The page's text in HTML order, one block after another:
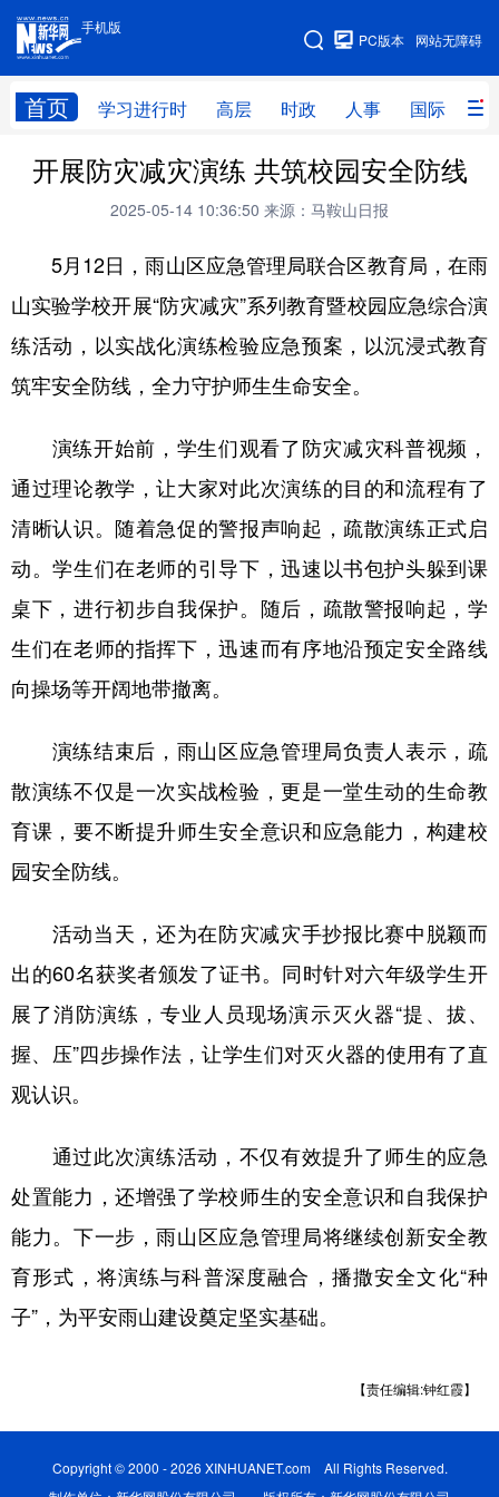
手机版
网站无障碍
PC版本
首页 学习进行时 高层 时政 人事 国际 财
手机版
网站地图
学习进行时 高层 时政 人事
财经 网评
台湾 思客智库 全球连线 教育
科技 科创 量子 体育
文化 书画 健康 军事
访谈 视频 图片
法律 中央文件 金融 汽车
食品 人居 信息化 数字经济
学术中国 乡村振兴 银龄 溯源中国
彩票 娱乐 时尚 悦读
公益 一带一路
地方频道
北京
山东 河南 湖北 湖南
广东 广西 海南 重庆
四川
陕西 甘肃 青海 宁夏
新疆 内蒙古 黑龙江
多语种频道
English Español Français
开展防灾减灾演练 共筑校园安全防线
2025-05-14 10:36:50 来源：马鞍山日报
5月12日，雨山区应急管理局联合区教育局，在雨
山实验学校开展“防灾减灾”系列教育暨校园应急综合演
练活动，以实战化演练检验应急预案，以沉浸式教育
筑牢安全防线，全力守护师生生命安全。
演练开始前，学生们观看了防灾减灾科普视频，
通过理论教学，让大家对此次演练的目的和流程有了
清晰认识。随着急促的警报声响起，疏散演练正式启
动。学生们在老师的引导下，迅速以书包护头躲到课
桌下，进行初步自我保护。随后，疏散警报响起，学
生们在老师的指挥下，迅速而有序地沿预定安全路线
向操场等开阔地带撤离。
演练结束后，雨山区应急管理局负责人表示，疏
散演练不仅是一次实战检验，更是一堂生动的生命教
育课，要不断提升师生安全意识和应急能力，构建校
园安全防线。
活动当天，还为在防灾减灾手抄报比赛中脱颖而
出的60名获奖者颁发了证书。同时针对六年级学生开
展了消防演练，专业人员现场演示灭火器“提、拔、
握、压”四步操作法，让学生们对灭火器的使用有了直
观认识。
通过此次演练活动，不仅有效提升了师生的应急
处置能力，还增强了学校师生的安全意识和自我保护
能力。下一步，雨山区应急管理局将继续创新安全教
育形式，将演练与科普深度融合，播撒安全文化“种
子”，为平安雨山建设奠定坚实基础。
【责任编辑:钟红霞】
Copyright © 2000 - 2026 XINHUANET.com All Rights Reserved.